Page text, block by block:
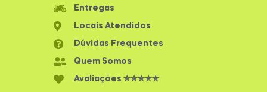
Entregas
Locais Atendidos
Dúvidas Frequentes
Quem Somos
Avaliações ✮✮✮✮✮